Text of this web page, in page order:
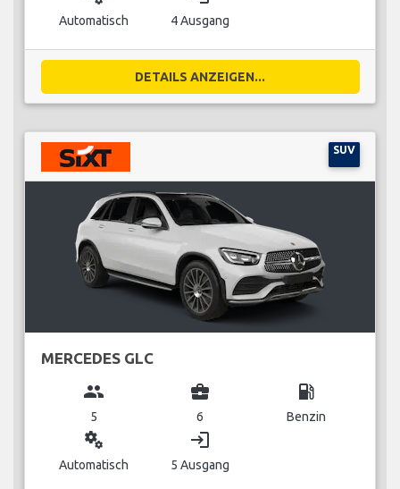
Automatisch 4 Ausgang
DETAILS ANZEIGEN...
SUV
MERCEDES GLC
group
5
business_center
6
local_gas_station
Benzin
miscellaneous_services
Automatisch
login
5 Ausgang